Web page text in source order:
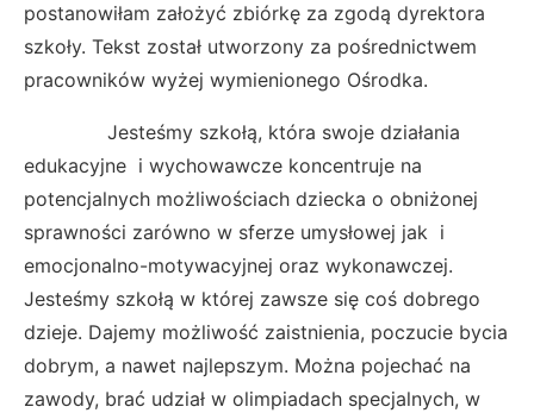
postanowiłam założyć zbiórkę za zgodą dyrektora
szkoły. Tekst został utworzony za pośrednictwem
pracowników wyżej wymienionego Ośrodka.
Jesteśmy szkołą, która swoje działania
edukacyjne i wychowawcze koncentruje na
potencjalnych możliwościach dziecka o obniżonej
sprawności zarówno w sferze umysłowej jak i
emocjonalno-motywacyjnej oraz wykonawczej.
Jesteśmy szkołą w której zawsze się coś dobrego
dzieje. Dajemy możliwość zaistnienia, poczucie bycia
dobrym, a nawet najlepszym. Można pojechać na
zawody, brać udział w olimpiadach specjalnych, w